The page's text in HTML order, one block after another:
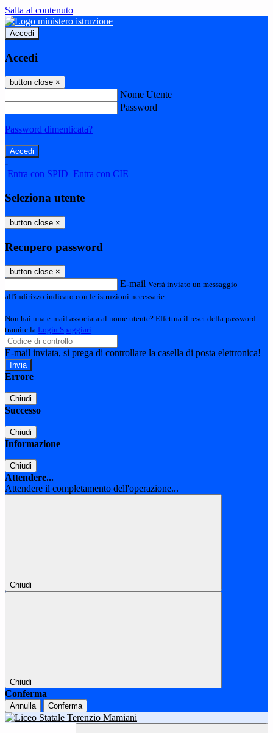
Salta al contenuto
Accedi
Accedi
button close ×
Nome Utente
Password
Password dimenticata?
-
Entra con SPID Entra con CIE
Seleziona utente
button close ×
Recupero password
button close ×
E-mail Verrà inviato un messaggio
all'indirizzo indicato con le istruzioni necessarie.
Non hai una e-mail associata al nome utente? Effettua il reset della password
tramite la Login Spaggiari
E-mail inviata, si prega di controllare la casella di posta elettronica!
Errore
Chiudi
Successo
Chiudi
Informazione
Chiudi
Attendere...
Attendere il completamento dell'operazione...
Chiudi
Chiudi
Conferma
Annulla Conferma